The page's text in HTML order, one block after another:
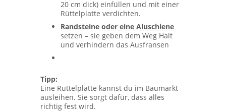
20 cm dick) einfüllen und mit einer
Rüttelplatte verdichten.
Randsteine oder eine Aluschiene
setzen – sie geben dem Weg Halt
und verhindern das Ausfransen
Tipp:
Eine Rüttelplatte kannst du im Baumarkt
ausleihen. Sie sorgt dafür, dass alles
richtig fest wird.